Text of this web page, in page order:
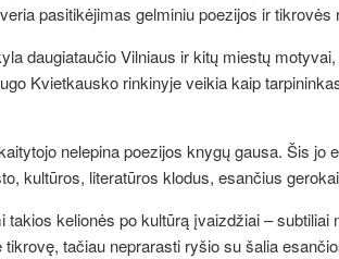
pasitikėjimas gelminiu poezijos ir
daugiataučio Vilniaus ir kitų miestų
Kvietkausko rinkinyje veikia kaip
nelepina poezijos knygų gausa. Šis
kultūros, literatūros klodus, esančius
takios kelionės po kultūrą įvaizdžiai –
tikrovę, tačiau neprarasti ryšio su šalia